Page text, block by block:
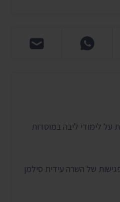
על לימודי ליבה במוסדות
של השרה עידית סילמן